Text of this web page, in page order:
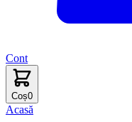
Cont
Coș0
Acasă